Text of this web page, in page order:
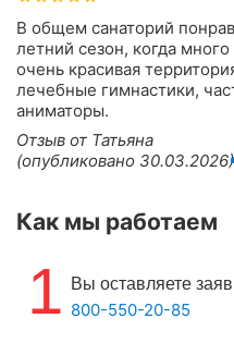
В общем санаторий
летний сезон, когда
очень красивая
лечебные гимнастики,
аниматоры.
Отзыв от Татьяна
(опубликовано 30.03.2026)
Как мы работаем
1 Вы оставляете
800-550-20-85